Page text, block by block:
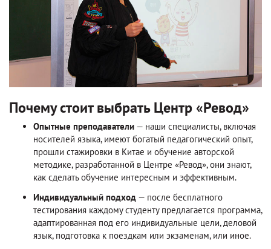
Почему стоит выбрать Центр «Ревод»
Опытные преподаватели — наши специалисты, включая
носителей языка, имеют богатый педагогический опыт,
прошли стажировки в Китае и обучение авторской
методике, разработанной в Центре «Ревод», они знают,
как сделать обучение интересным и эффективным.
Индивидуальный подход — после бесплатного
тестирования каждому студенту предлагается программа,
адаптированная под его индивидуальные цели, деловой
язык, подготовка к поездкам или экзаменам, или иное.